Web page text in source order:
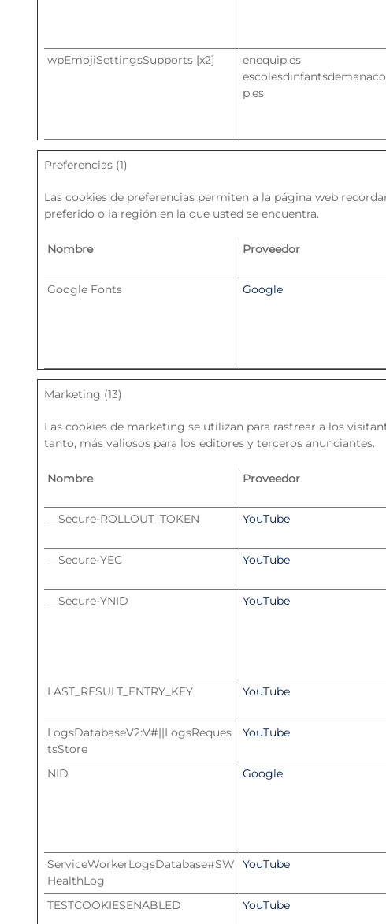
wpEmojiSettingsSupports [x2]
enequip.es
p.es
Preferencias (1)
Las cookies de preferencias permiten a la página web
preferido o la región en la que usted se encuentra.
Nombre Proveedor
Google Fonts Google
Marketing (13)
Las cookies de marketing se utilizan para rastrear a los
tanto, más valiosos para los editores y terceros anunciantes.
Nombre Proveedor
__Secure-ROLLOUT_TOKEN YouTube
__Secure-YEC YouTube
__Secure-YNID YouTube
LAST_RESULT_ENTRY_KEY YouTube
LogsDatabaseV2:V#||LogsReques
tsStore
YouTube
NID Google
ServiceWorkerLogsDatabase#SW
HealthLog
YouTube
TESTCOOKIESENABLED YouTube